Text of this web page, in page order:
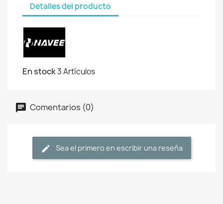
Detalles del producto
En stock3 Artículos
Comentarios (0)
Sea el primero en escribir una reseña